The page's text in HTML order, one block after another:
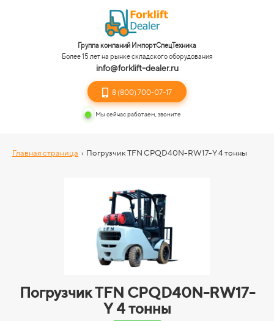
Группа компаний ИмпортСпецТехника
Более 15 лет на рынке складского оборудования
info@forklift-dealer.ru
8 (800) 700-07-17
Мы сейчас работаем, звоните
Главная страница › Погрузчик TFN CPQD40N-RW17-Y 4 тонны
Погрузчик TFN CPQD40N-RW17-
Y 4 тонны